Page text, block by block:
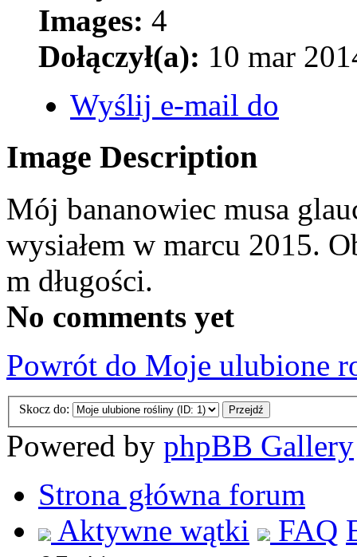
Images: 4
Dołączył(a): 10 mar
Wyślij e-mail do
Image Description
Mój bananowiec musa
wysiałem w marcu 2015.
m długości.
No comments yet
Powrót do Moje ulubione
Skocz do:
Powered by phpBB Gallery
Strona główna forum
Aktywne wątki
FAQ